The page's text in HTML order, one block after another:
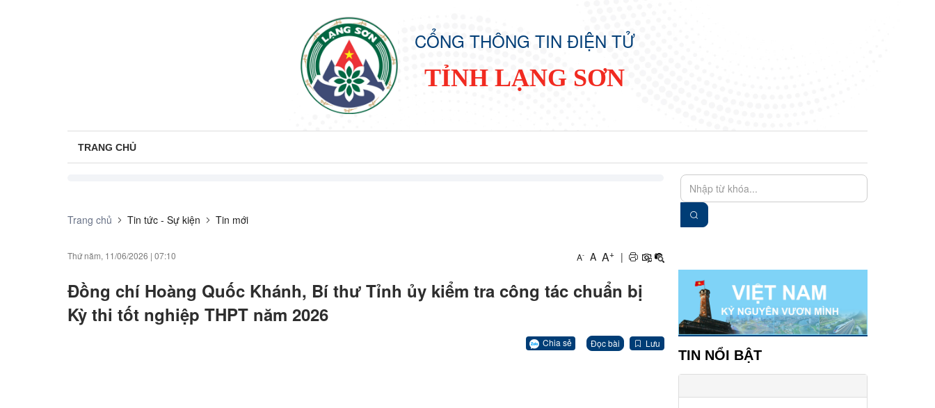
CỔNG THÔNG TIN ĐIỆN TỬ
TỈNH LẠNG SƠN
TRANG CHỦ
Trang chủ Tin tức - Sự kiện Tin mới
Thứ năm, 11/06/2026 | 07:10 A- A A+ |
Đồng chí Hoàng Quốc Khánh, Bí thư Tỉnh ủy kiểm tra công tác chuẩn bị
Kỳ thi tốt nghiệp THPT năm 2026
Chia sẻ Đọc bài Lưu
TIN NỔI BẬT